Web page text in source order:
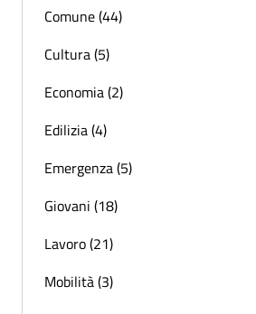
Comune (44)
Cultura (5)
Economia (2)
Edilizia (4)
Emergenza (5)
Giovani (18)
Lavoro (21)
Mobilità (3)